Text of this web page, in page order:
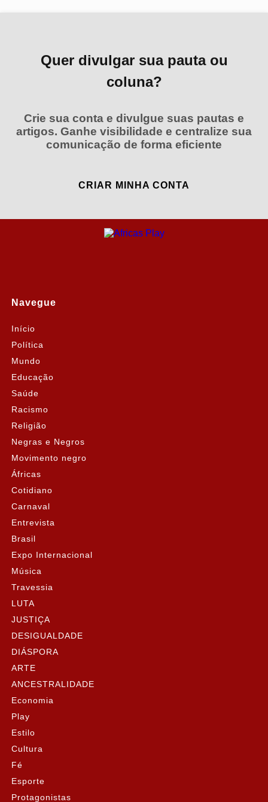
Quer divulgar sua pauta ou
coluna?
Crie sua conta e divulgue suas pautas e
artigos. Ganhe visibilidade e centralize sua
comunicação de forma eficiente
CRIAR MINHA CONTA
Navegue
Início
Política
Mundo
Educação
Saúde
Racismo
Religião
Negras e Negros
Movimento negro
Áfricas
Cotidiano
Carnaval
Entrevista
Brasil
Expo Internacional
Música
Travessia
LUTA
JUSTIÇA
DESIGUALDADE
DIÁSPORA
ARTE
ANCESTRALIDADE
Economia
Play
Estilo
Cultura
Fé
Esporte
Protagonistas